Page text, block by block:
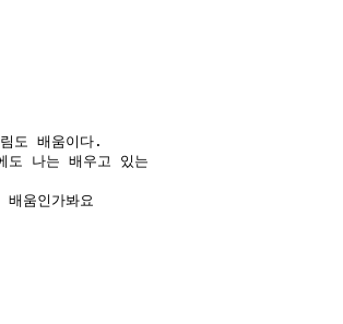
도 배움이다.
도 나는 배우고 있는
움인가봐요